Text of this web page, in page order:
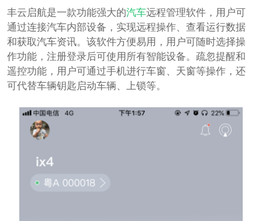
丰云启航是一款功能强大的汽车远程管理软件，用户可
通过连接汽车内部设备，实现远程操作、查看运行数据
和获取汽车资讯。该软件方便易用，用户可随时选择操
作功能，注册登录后可使用所有智能设备。疏忽提醒和
遥控功能，用户可通过手机进行车窗、天窗等操作，还
可代替车辆钥匙启动车辆、上锁等。